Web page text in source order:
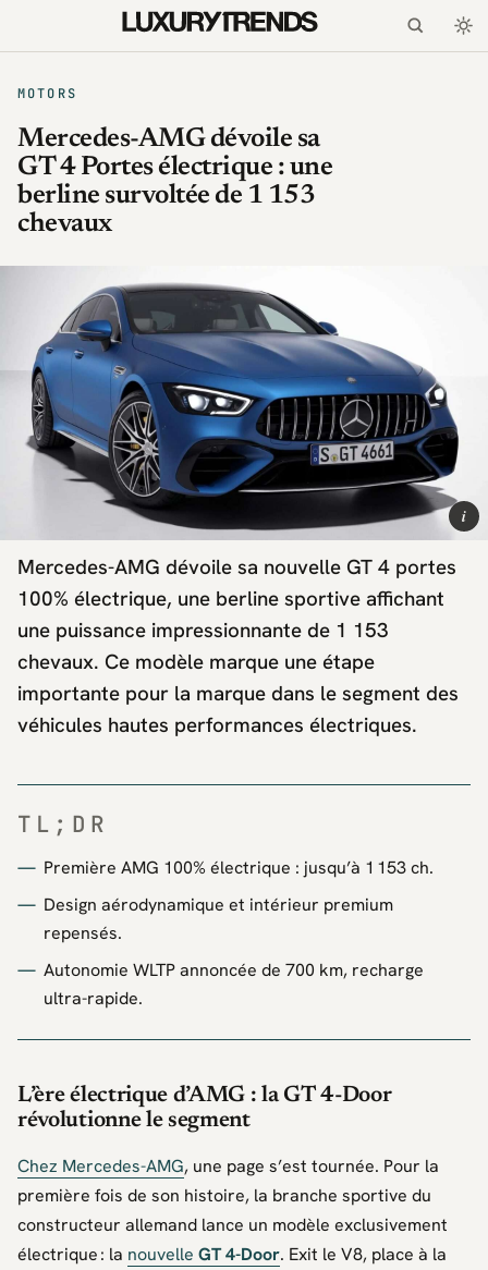
MOTORS
Mercedes-AMG dévoile sa
GT 4 Portes électrique : une
berline survoltée de 1 153
chevaux
i
Mercedes-AMG dévoile sa nouvelle GT 4 portes
100% électrique, une berline sportive affichant
une puissance impressionnante de 1 153
chevaux. Ce modèle marque une étape
importante pour la marque dans le segment des
véhicules hautes performances électriques.
TL;DR
Première AMG 100% électrique : jusqu’à 1 153 ch.
Design aérodynamique et intérieur premium
repensés.
Autonomie WLTP annoncée de 700 km, recharge
ultra-rapide.
L’ère électrique d’AMG : la GT 4-Door
révolutionne le segment
Chez Mercedes-AMG, une page s’est tournée. Pour la
première fois de son histoire, la branche sportive du
constructeur allemand lance un modèle exclusivement
électrique : la nouvelle GT 4-Door. Exit le V8, place à la